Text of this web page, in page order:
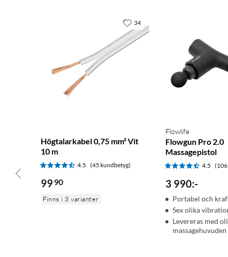
Högtalarkabel 0,75 mm² Vit
10 m
4.5 (45 kundbetyg)
99 90
Finns i 3 varianter
34
Flowlife
Flowgun Pro 2.0
Massagepistol
4.5
3 990:-
Portabel och
Sex olika
Levereras med
massagehuvuden